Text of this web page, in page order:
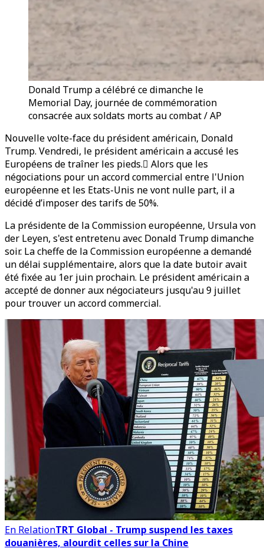
Donald Trump a célébré ce dimanche le
Memorial Day, journée de commémoration
consacrée aux soldats morts au combat / AP
Nouvelle volte-face du président américain, Donald
Trump. Vendredi, le président américain a accusé les
Européens de traîner les pieds. َAlors que les
négociations pour un accord commercial entre l'Union
européenne et les Etats-Unis ne vont nulle part, il a
décidé d’imposer des tarifs de 50%.
La présidente de la Commission européenne, Ursula von
der Leyen, s'est entretenu avec Donald Trump dimanche
soir. La cheffe de la Commission européenne a demandé
un délai supplémentaire, alors que la date butoir avait
été fixée au 1er juin prochain. Le président américain a
accepté de donner aux négociateurs jusqu'au 9 juillet
pour trouver un accord commercial.
En RelationTRT Global - Trump suspend les taxes
douanières, alourdit celles sur la Chine